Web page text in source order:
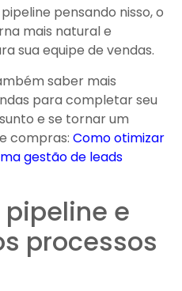
pensando nisso, o
mais natural e
sua equipe de vendas.
saber mais
para completar seu
e se tornar um
compras: Como otimizar
gestão de leads
e
processos